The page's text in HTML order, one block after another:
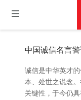
中国诚信名言
诚信是中华英才
本、处世之说念
关键性，于今仍